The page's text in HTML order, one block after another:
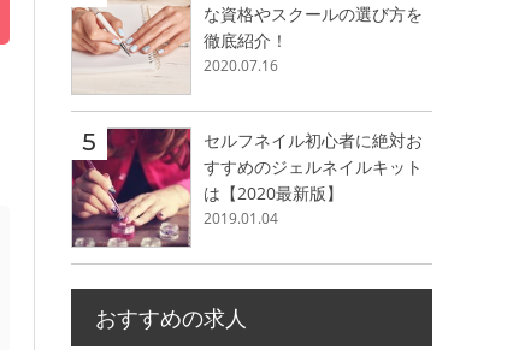
な資格やスクールの選び方を
徹底紹介！
2020.07.16
セルフネイル初心者に絶対お
すすめのジェルネイルキット
は【2020最新版】
2019.01.04
おすすめの求人